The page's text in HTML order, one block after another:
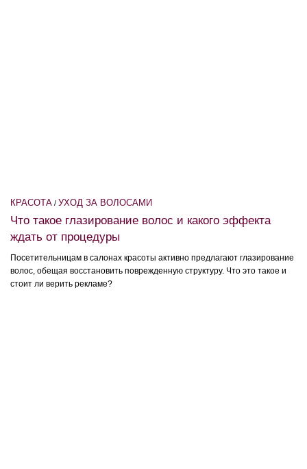
КРАСОТА / УХОД ЗА ВОЛОСАМИ
Что такое глазирование волос и какого эффекта
ждать от процедуры
Посетительницам в салонах красоты активно предлагают глазирование
волос, обещая восстановить поврежденную структуру. Что это такое и
стоит ли верить рекламе?